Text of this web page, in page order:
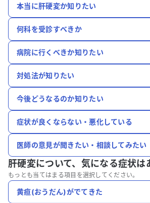
本当に肝硬変か知りたい
何科を受診すべきか
病院に行くべきか知りたい
対処法が知りたい
今後どうなるのか知りたい
症状が良くならない・悪化している
医師の意見が聞きたい・相談してみたい
肝硬変について、 気になる症状は
もっとも当てはまる項目を選択してください。
黄疸(おうだん)がでてきた